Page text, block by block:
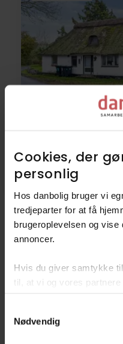
Cookies, der
personlig​
Hos danbolig bruger vi
tredjeparter for at få
brugeroplevelsen og vise
annoncer.​
Hvis du giver samtykke
til, at vi og vores
danbolig.dk. Vi kan
andre data og anvende
Selection
Nødvendig
5620
295.000 kr.
1